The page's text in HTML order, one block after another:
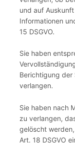
und auf
Informationen
15 DSGVO.
Sie haben
Berichtigung
verlangen.
Sie haben nach
zu verlangen,
gelöscht
Art. 18 DSGVO